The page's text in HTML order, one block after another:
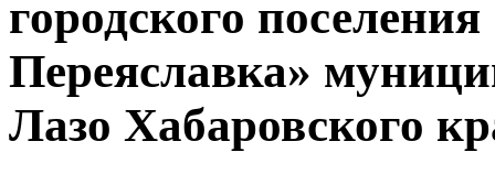
городского
Переяславка»
Лазо Хабаровского